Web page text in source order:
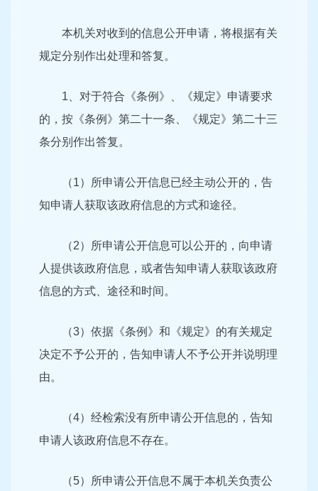
本机关对收到的信息公开申请，将根据有关
规定分别作出处理和答复。
1、对于符合《条例》、《规定》申请要求
的，按《条例》第二十一条、《规定》第二十三
条分别作出答复。
（1）所申请公开信息已经主动公开的，告
知申请人获取该政府信息的方式和途径。
（2）所申请公开信息可以公开的，向申请
人提供该政府信息，或者告知申请人获取该政府
信息的方式、途径和时间。
（3）依据《条例》和《规定》的有关规定
决定不予公开的，告知申请人不予公开并说明理
由。
（4）经检索没有所申请公开信息的，告知
申请人该政府信息不存在。
（5）所申请公开信息不属于本机关负责公